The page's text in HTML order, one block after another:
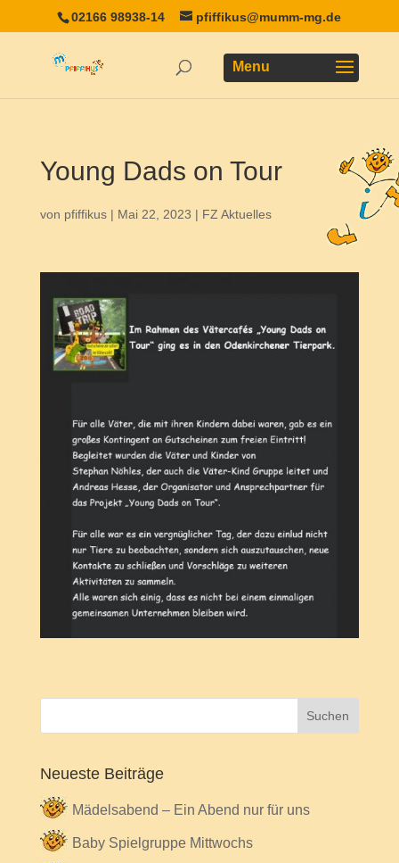
02166 98938-14 pfiffikus@mumm-mg.de
Young Dads on Tour
von pfiffikus| Mai 22, 2023 | FZ Aktuelles
Neueste Beiträge
Mädelsabend – Ein Abend nur für uns
Baby Spielgruppe Mittwochs